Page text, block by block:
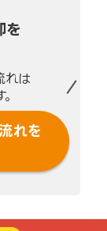
を
れは
れを